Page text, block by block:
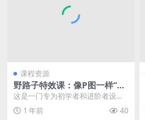
课程资源
野路子特效课：像P图一样“P”
视频
这是一门专为初学者和进阶者设计
的影视特效课程。 通过本课程，你
将学会如何使用Ad...
1 年前 40